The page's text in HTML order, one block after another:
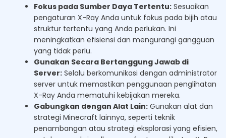
Fokus pada Sumber Daya Tertentu: Sesuaikan
pengaturan X-Ray Anda untuk fokus pada bijih atau
struktur tertentu yang Anda perlukan. Ini
meningkatkan efisiensi dan mengurangi gangguan
yang tidak perlu.
Gunakan Secara Bertanggung Jawab di
Server: Selalu berkomunikasi dengan administrator
server untuk memastikan penggunaan penglihatan
X-Ray Anda mematuhi kebijakan mereka.
Gabungkan dengan Alat Lain: Gunakan alat dan
strategi Minecraft lainnya, seperti teknik
penambangan atau strategi eksplorasi yang efisien,